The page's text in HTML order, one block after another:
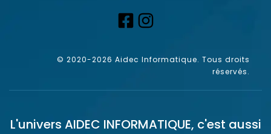
© 2020-2026 Aidec Informatique. Tous droits
réservés.
L'univers AIDEC INFORMATIQUE, c'est aussi